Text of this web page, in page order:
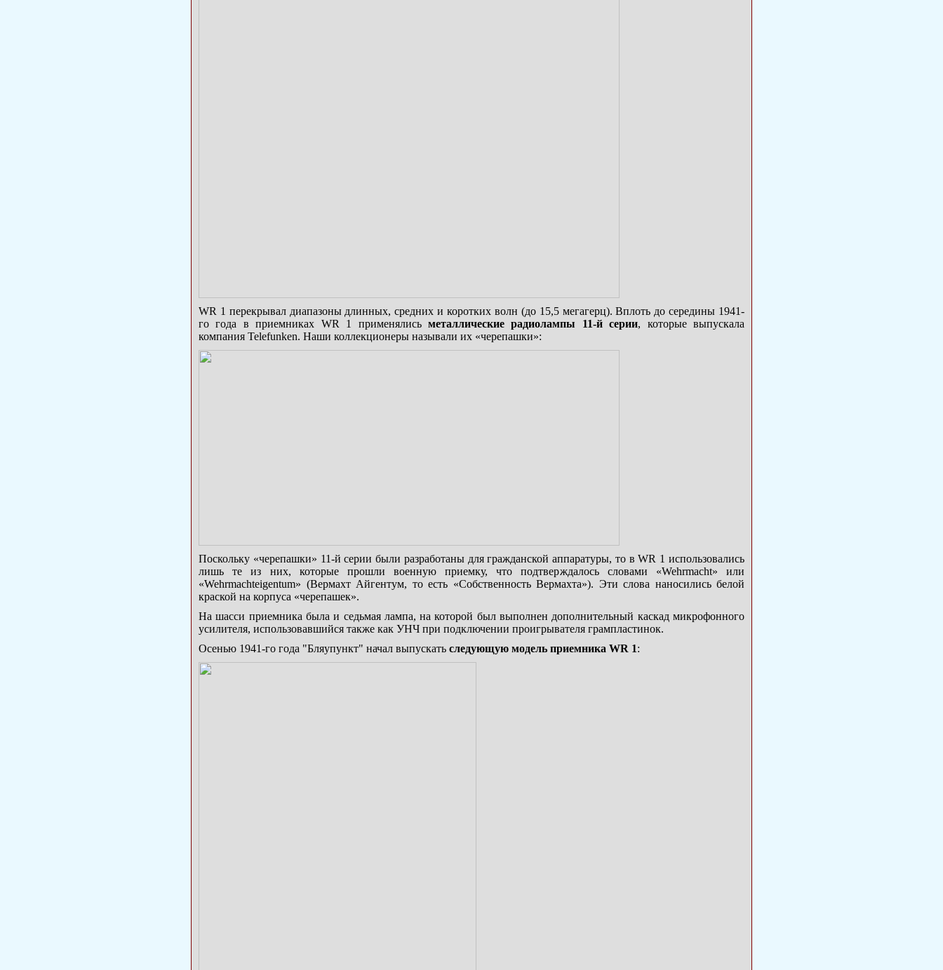
WR 1 перекрывал диапазоны длинных, средних и коротких волн (до 15,5 мегагерц). Вплоть до середины 1941-
го года в приемниках WR 1 применялись металлические радиолампы 11-й серии, которые выпускала
компания Telefunken. Наши коллекционеры называли их «черепашки»:
Поскольку «черепашки» 11-й серии были разработаны для гражданской аппаратуры, то в WR 1 использовались
лишь те из них, которые прошли военную приемку, что подтверждалось словами «Wehrmacht» или
«Wehrmachteigentum» (Вермахт Айгентум, то есть «Собственность Вермахта»). Эти слова наносились белой
краской на корпуса «черепашек».
На шасси приемника была и седьмая лампа, на которой был выполнен дополнительный каскад микрофонного
усилителя, использовавшийся также как УНЧ при подключении проигрывателя грампластинок.
Осенью 1941-го года "Бляупункт" начал выпускать следующую модель приемника WR 1: